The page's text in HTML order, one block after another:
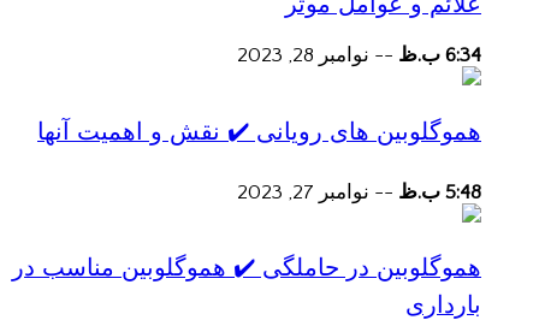
6:34 ب.ظ -- نوامبر 28, 2023
هموگلوبین های رویانی ✔️ نقش و اهمیت آنها
5:48 ب.ظ -- نوامبر 27, 2023
هموگلوبین در حاملگی ✔️ هموگلوبین مناسب در
بارداری